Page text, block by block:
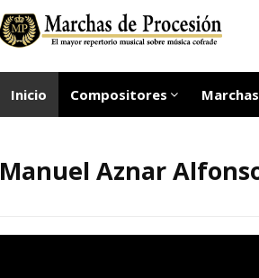
Inicio Compositores
Manuel Aznar